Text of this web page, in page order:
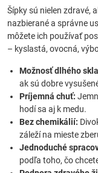
Šípky sú nielen zdravé,
nazbierané a správne
môžete ich používať
– kyslastá, ovocná,
Možnosť dlhého
ak sú dobre
Príjemná chuť:
hodí sa aj k medu.
Bez chemikálií:
záleží na mieste
Jednoduché
podľa toho, čo